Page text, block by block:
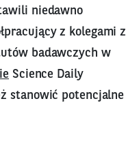
niedawno
z kolegami z
badawczych w
Science Daily
stanowić potencjalne